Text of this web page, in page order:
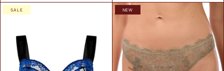
SALE NEW